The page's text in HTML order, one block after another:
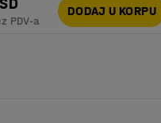
PDV-a
DODAJ U KORPU